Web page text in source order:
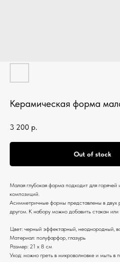
Керамическая форма
3 200 р.
Out of stock
Малая глубокая форма подходит для горячей
композиций.
Асимметричные формы представлены в двух
другом. К набору можно добавить стакан или
Цвет: черный эффектарный, неоднородный,
Материал: полуфарфор, глазурь
Размер: 21 х 8 см
Уход: можно греть в микроволновке и мыть в